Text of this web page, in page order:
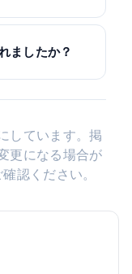
ましたか？
しています。掲
更になる場合が
認ください。